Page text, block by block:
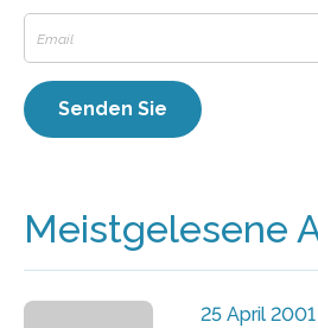
Meistgelesene
25 April 2001